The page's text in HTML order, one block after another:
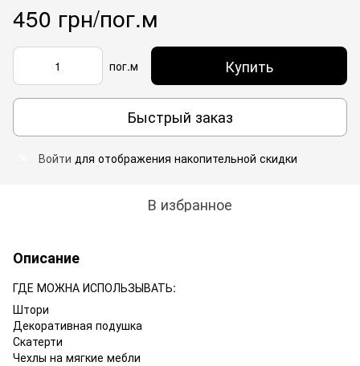
450 грн/пог.м
пог.м Купить
Быстрый заказ
Войти для отображения накопительной скидки
В избранное
Описание
ГДЕ МОЖНА ИСПОЛЬЗЫВАТЬ:
Штори
Декоративная подушка
Скатерти
Чехлы на мягкие мебли